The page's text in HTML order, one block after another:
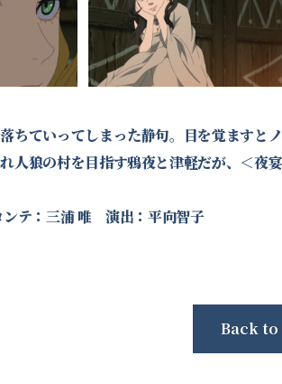
ちていってしまった静句。目を覚ます
人狼の村を目指す鴉夜と津軽だが、＜夜宴
テ：三浦 唯 演出：平向智子
Back